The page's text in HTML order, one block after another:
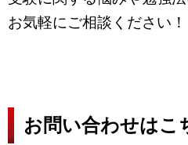
お気軽にご相談ください！
お問い合わせはこ